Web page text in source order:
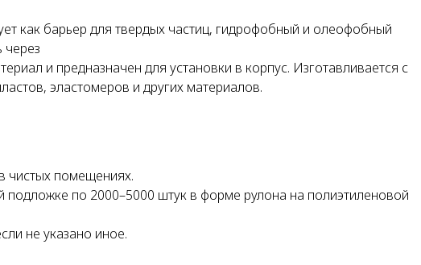
как барьер для твердых частиц, гидрофобный и олеофобный
и предназначен для установки в корпус. Изготавливается с
эластомеров и других материалов.
чистых помещениях.
подложке по 2000–5000 штук в форме рулона на полиэтиленовой
не указано иное.